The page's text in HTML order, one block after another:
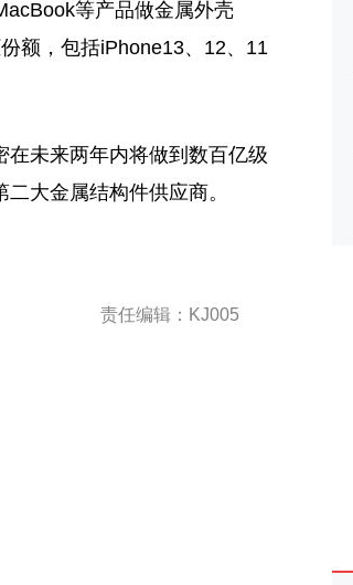
等产品做金属外壳
额，包括iPhone13、12、11
未来两年内将做到数百亿级
大金属结构件供应商。
责任编辑：KJ005